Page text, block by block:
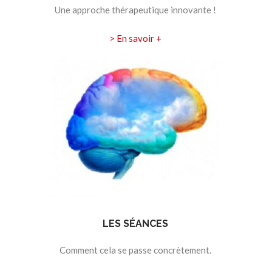
Une approche thérapeutique innovante !
> En savoir +
LES SÉANCES
Comment cela se passe concrètement.